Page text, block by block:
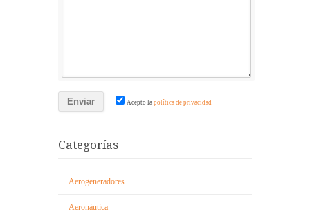
Acepto la política de privacidad
Categorías
Aerogeneradores
Aeronáutica